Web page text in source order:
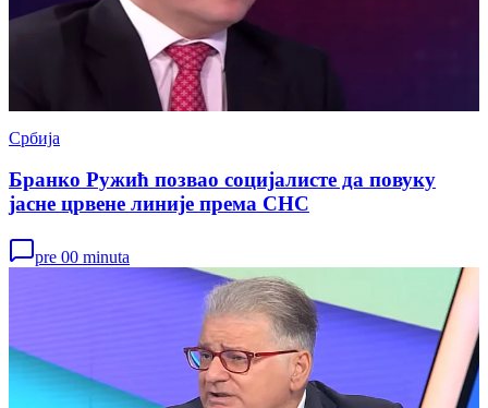
Србија
Бранко Ружић позвао социјалисте да повуку
јасне црвене линије према СНС
pre 00 minuta